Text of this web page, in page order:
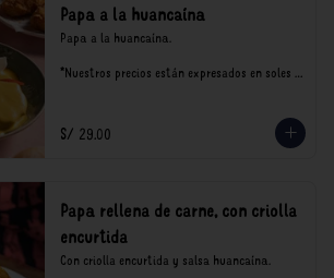
Papa a la huancaína
Papa a la huancaína.
*Nuestros precios están expresados en soles e
S/ 29.00
Papa rellena de carne, con criolla
encurtida
Con criolla encurtida y salsa huancaína.